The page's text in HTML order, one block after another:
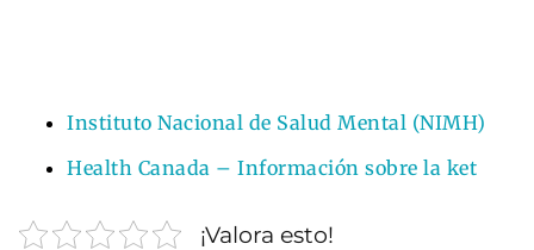
Instituto Nacional de Salud Mental (NIMH)
Health Canada – Información sobre la ket
¡Valora esto!